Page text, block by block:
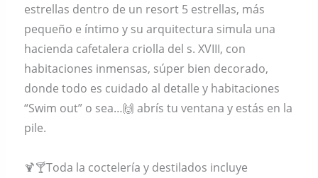
estrellas dentro de un resort 5 estrellas, más
pequeño e íntimo y su arquitectura simula una
hacienda cafetalera criolla del s. XVIII, con
habitaciones inmensas, súper bien decorado,
donde todo es cuidado al detalle y habitaciones
“Swim out” o sea…🙌 abrís tu ventana y estás en la
pile.
🍹🍸Toda la coctelería y destilados incluye